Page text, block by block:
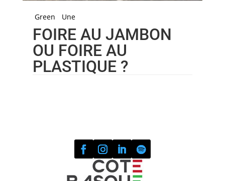
Green Une
FOIRE AU JAMBON
OU FOIRE AU
PLASTIQUE ?